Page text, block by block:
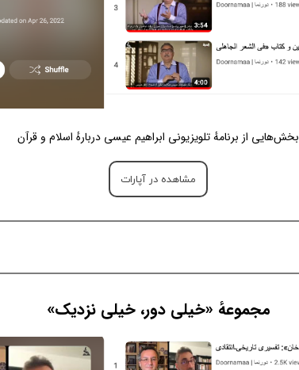
بخش‌هایی از برنامهٔ تلویزیونی ابراهیم عیسی دربارهٔ اسلام و قرآن
مشاهده در آپارات
مجموعهٔ «خیلی دور، خیلی نزدیک»